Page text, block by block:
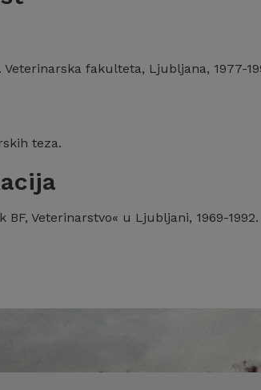
fakulteta, Ljubljana, 1977-
teza.
Veterinarstvo« u Ljubljani, 1969-1992.